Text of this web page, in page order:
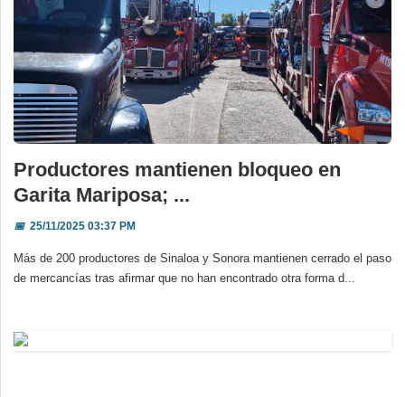
Productores mantienen bloqueo en
Garita Mariposa; ...
📅25/11/2025 03:37 PM
Más de 200 productores de Sinaloa y Sonora mantienen cerrado el paso
de mercancías tras afirmar que no han encontrado otra forma d...